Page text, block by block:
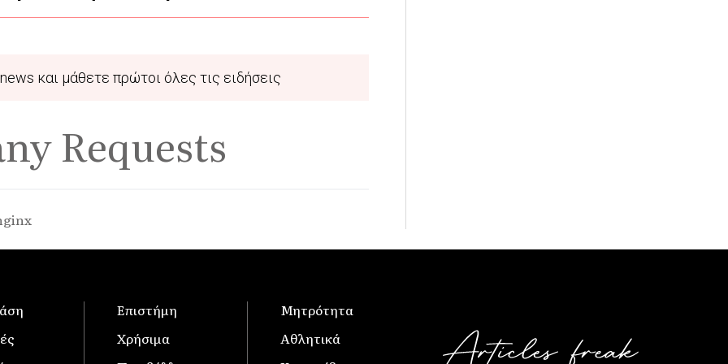
και μάθετε πρώτοι όλες τις ειδήσεις
Requests
Επιστήμη
Χρήσιμα
Μητρότητα
Αθλητικά